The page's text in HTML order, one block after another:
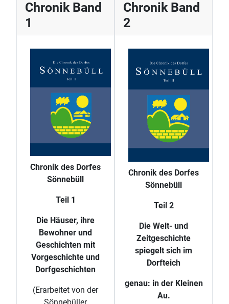
Chronik Band
1
Chronik des Dorfes
Sönnebüll
Teil 1
Die Häuser, ihre
Bewohner und
Geschichten mit
Vorgeschichte und
Dorfgeschichten
(Erarbeitet von der
Chronik Band
2
Chronik des Dorfes
Sönnebüll
Teil 2
Die Welt- und
Zeitgeschichte
spiegelt sich im
Dorfteich
genau: in der Kleinen
Au.